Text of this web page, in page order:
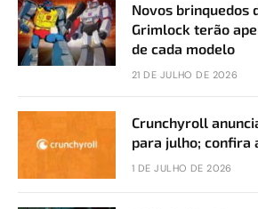
Novos brinquedos
Grimlock terão
de cada modelo
21 DE JULHO DE 2026
Crunchyroll
para julho; confira
1 DE JULHO DE 2026